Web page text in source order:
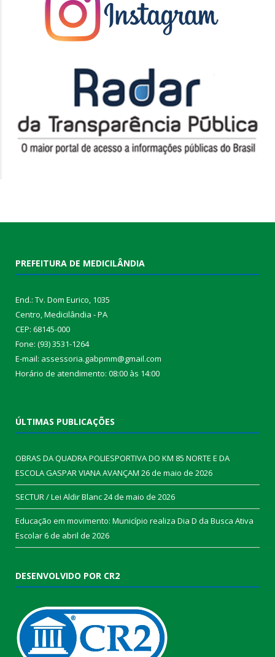
PREFEITURA DE MEDICILÂNDIA
End.: Tv. Dom Eurico, 1035
Centro, Medicilândia - PA
CEP: 68145-000
Fone: (93) 3531-1264
E-mail: assessoria.gabpmm@gmail.com
Horário de atendimento: 08:00 às 14:00
ÚLTIMAS PUBLICAÇÕES
OBRAS DA QUADRA POLIESPORTIVA DO KM 85 NORTE E DA
ESCOLA GASPAR VIANA AVANÇAM 26 de maio de 2026
SECTUR / Lei Aldir Blanc24 de maio de 2026
Educação em movimento: Município realiza Dia D da Busca Ativa
Escolar6 de abril de 2026
DESENVOLVIDO POR CR2